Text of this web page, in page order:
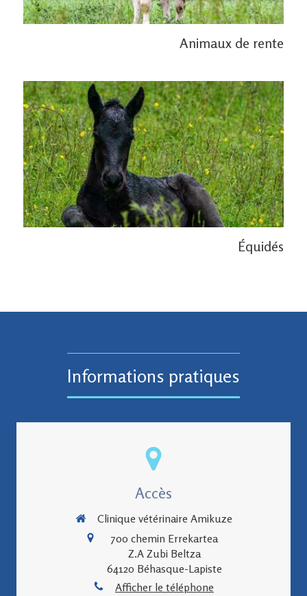
Animaux de rente
Équidés
Informations pratiques
Accès
Clinique vétérinaire Amikuze
700 chemin Errekartea
Z.A Zubi Beltza
64120 Béhasque-Lapiste
Afficher le téléphone